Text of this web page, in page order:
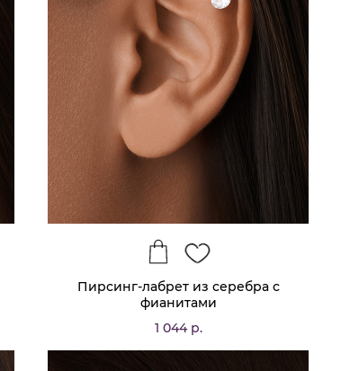
Пирсинг-лабрет из серебра с
фианитами
1 044 р.